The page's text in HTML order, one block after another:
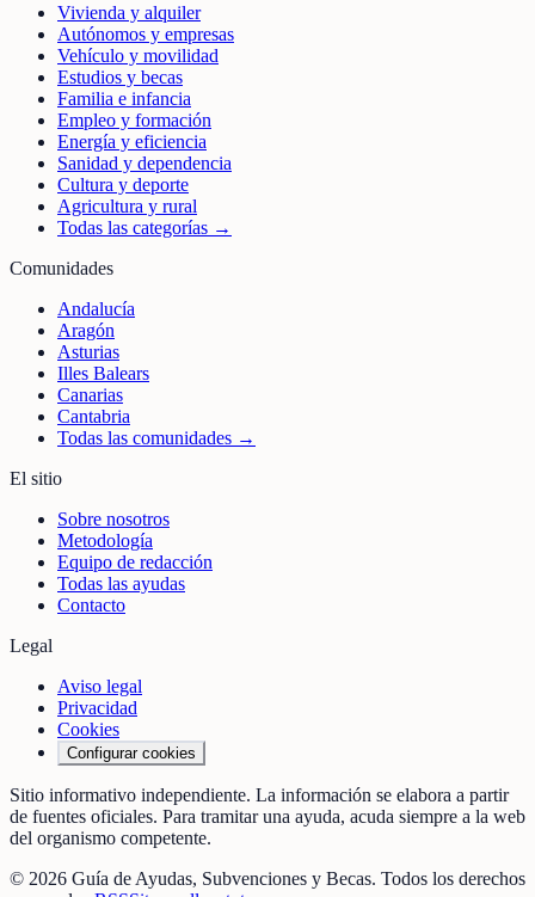
Vivienda y alquiler
Autónomos y empresas
Vehículo y movilidad
Estudios y becas
Familia e infancia
Empleo y formación
Energía y eficiencia
Sanidad y dependencia
Cultura y deporte
Agricultura y rural
Todas las categorías →
Comunidades
Andalucía
Aragón
Asturias
Illes Balears
Canarias
Cantabria
Todas las comunidades →
El sitio
Sobre nosotros
Metodología
Equipo de redacción
Todas las ayudas
Contacto
Legal
Aviso legal
Privacidad
Cookies
Configurar cookies
Sitio informativo independiente. La información se elabora a partir
de fuentes oficiales. Para tramitar una ayuda, acuda siempre a la web
del organismo competente.
© 2026 Guía de Ayudas, Subvenciones y Becas. Todos los derechos